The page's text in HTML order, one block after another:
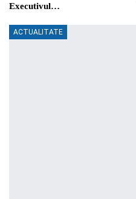
Executivul…
ACTUALITATE